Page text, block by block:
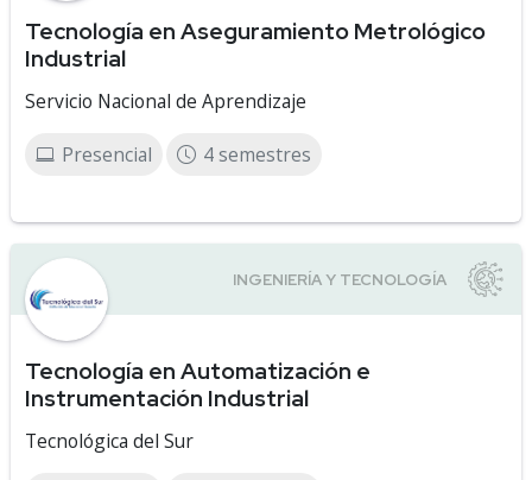
Tecnología en Aseguramiento Metrológico
Industrial
Servicio Nacional de Aprendizaje
Presencial 4 semestres
Tecnología en Automatización e
Instrumentación Industrial
Tecnológica del Sur